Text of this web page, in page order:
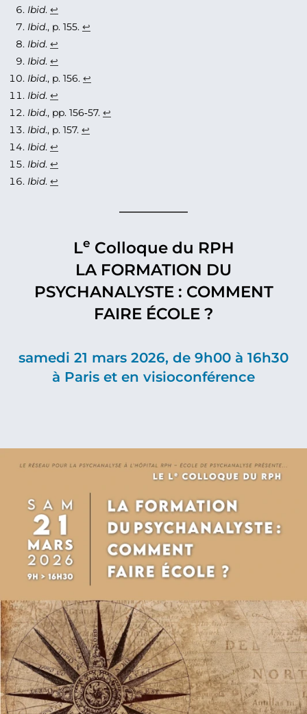
Ibid. ↩︎
Ibid., p. 155. ↩︎
Ibid. ↩︎
Ibid. ↩︎
Ibid., p. 156. ↩︎
Ibid. ↩︎
Ibid., pp. 156‑57. ↩︎
Ibid., p. 157. ↩︎
Ibid. ↩︎
Ibid. ↩︎
Ibid. ↩︎
Le Colloque du RPH
LA FORMATION DU
PSYCHANALYSTE : COMMENT
FAIRE ÉCOLE ?
samedi 21 mars 2026, de 9h00 à 16h30
à Paris et en visioconférence